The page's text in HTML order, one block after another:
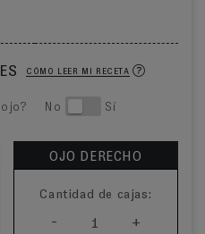
CÓMO LEER MI RECETA
ojo? No Sí
OJO DERECHO
Cantidad de cajas:
- 1 +